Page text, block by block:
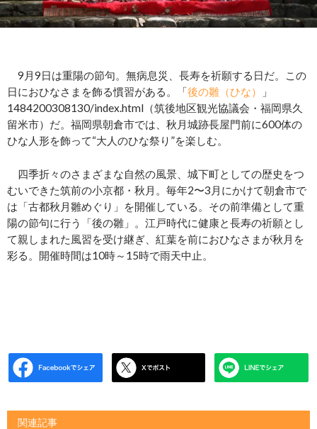
9月9日は重陽の節句。無病息災、長寿を祈願する日だ。この
日におひなさまを飾る慣習がある。「後の雛（ひな）
」
1484200308130/index.html（筑後地区観光協議会・福岡県久
留米市）だ。福岡県朝倉市では、秋月城跡長屋門前に600体の
ひな人形を飾って“大人のひな祭り”を楽しむ。
四季折々のさまざまな自然の風景、城下町としての歴史をつ
むいできた筑前の小京都・秋月。毎年2〜3月にかけて朝倉市で
は「古都秋月雛めぐり」を開催している。その前準備として重
陽の節句に行う「後の雛」。江戸時代に健康と長寿の祈願とし
て親しまれた風習を受け継ぎ、紅葉を前におひなさまが秋月を
彩る。開催時間は10時～15時で雨天中止。
関連記事